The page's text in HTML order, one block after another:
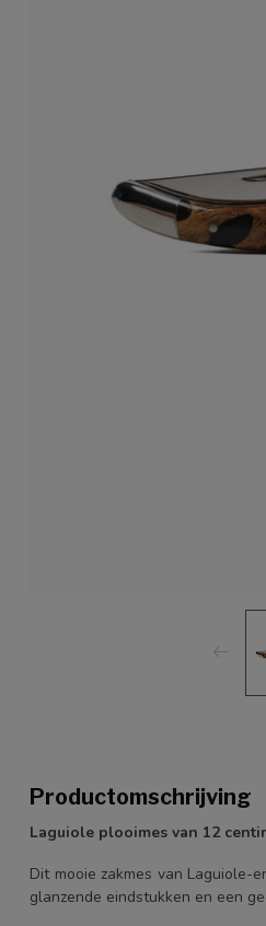
Productomschrijving
Laguiole plooimes van 12
Dit mooie zakmes van
glanzende eindstukken en een